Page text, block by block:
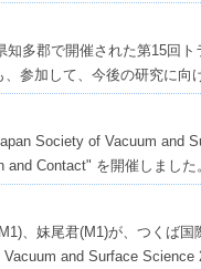
多郡で開催された第15回
参加して、今後の研究に向
Society of Vacuum and
Contact" を開催しました
、妹尾君(M1)が、つくば国
and Surface Science